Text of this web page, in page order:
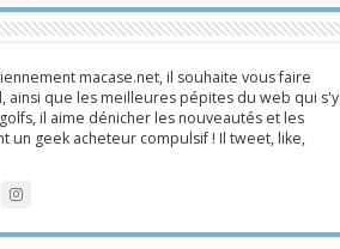
macase.net, il souhaite vous faire
ainsi que les meilleures pépites du web qui s'y
il aime dénicher les nouveautés et les
un geek acheteur compulsif ! Il tweet, like,